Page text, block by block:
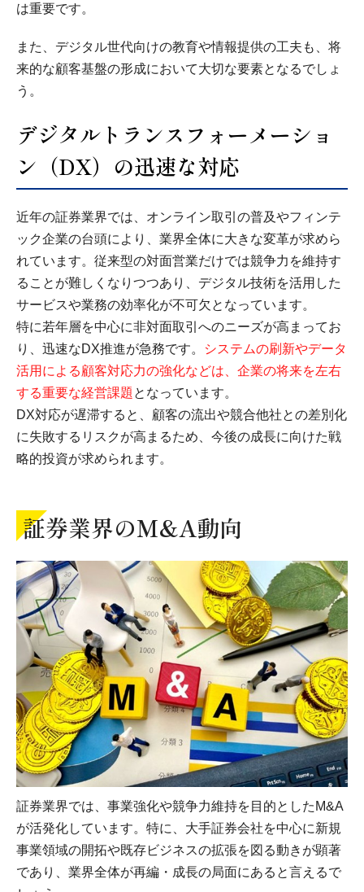
は重要です。
また、デジタル世代向けの教育や情報提供の工夫も、将
来的な顧客基盤の形成において大切な要素となるでしょ
う。
デジタルトランスフォーメーショ
ン（DX）の迅速な対応
近年の証券業界では、オンライン取引の普及やフィンテ
ック企業の台頭により、業界全体に大きな変革が求めら
れています。従来型の対面営業だけでは競争力を維持す
ることが難しくなりつつあり、デジタル技術を活用した
サービスや業務の効率化が不可欠となっています。
特に若年層を中心に非対面取引へのニーズが高まってお
り、迅速なDX推進が急務です。
システムの刷新やデータ
活用による顧客対応力の強化などは、企業の将来を左右
する重要な経営課題 となっています。
DX対応が遅滞すると、顧客の流出や競合他社との差別化
に失敗するリスクが高まるため、今後の成長に向けた戦
略的投資が求められます。
証券業界のM&A動向
証券業界では、事業強化や競争力維持を目的としたM&A
が活発化しています。特に、大手証券会社を中心に新規
事業領域の開拓や既存ビジネスの拡張を図る動きが顕著
であり、業界全体が再編・成長の局面にあると言えるで